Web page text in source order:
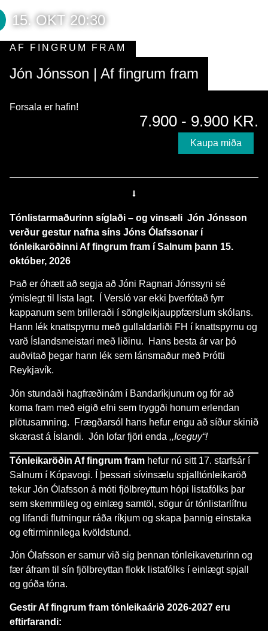
15. OKT 20:30
Jón Jónsson | Af fingrum fram
AF FINGRUM FRAM
Forsala er hafin!
7.900 - 9.900 KR.
Kaupa miða
Tónlistarmaðurinn síglaði – og vinsæli Jón Jónsson
verður gestur nafna síns Jóns Ólafssonar í
tónleikaröðinni Af fingrum fram í Salnum þann 15.
október, 2026
Það er óhætt að segja að Jóni Ragnari Jónssyni sé
ýmislegt til lista lagt. Í Versló var ekki þverfótað fyrr
kappanum sem brilleraði í söngleikjauppfærslum skólans.
Hann lék knattspyrnu með gullaldarliði FH í knattspyrnu og
varð Íslandsmeistari með liðinu. Hans besta ár var þó
auðvitað þegar hann lék sem lánsmaður með Þrótti
Reykjavík.
Jón stundaði hagfræðinám í Bandaríkjunum og fór að
koma fram með eigið efni sem tryggði honum erlendan
plötusamning. Frægðarsól hans hefur engu að síður skinið
skærast á Íslandi. Jón lofar fjöri enda ,,Iceguy“!
Tónleikaröðin Af fingrum fram hefur nú sitt 17. starfsár í
Salnum í Kópavogi. Í þessari sívinsælu spjalltónleikaröð
tekur Jón Ólafsson á móti fjölbreyttum hópi listafólks þar
sem skemmtileg og einlæg samtöl, sögur úr tónlistarlífnu
og lifandi flutningur ráða ríkjum og skapa þannig einstaka
og eftirminnilega kvöldstund.
Jón Ólafsson er samur við sig þennan tónleikaveturinn og
fær áfram til sín fjölbreyttan flokk listafólks í einlægt spjall
og góða tóna.
Gestir Af fingrum fram tónleikaárið 2026-2027 eru
eftirfarandi: